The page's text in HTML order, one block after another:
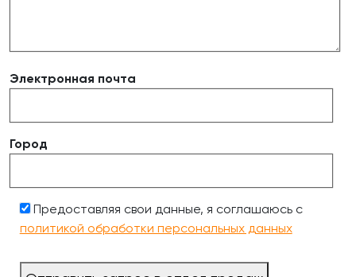
Электронная почта
Город
Предоставляя свои данные, я соглашаюсь с
политикой обработки персональных данных